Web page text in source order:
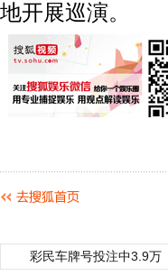
地开展巡演。
彩民车牌号投注中3.9万